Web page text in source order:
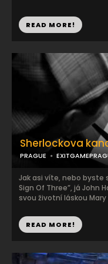
READ MORE!
Sherlockova
PRAGUE
Jak asi víte, nebo byste
Sign Of Three”, já John
svou životní láskou Mary
READ MORE!